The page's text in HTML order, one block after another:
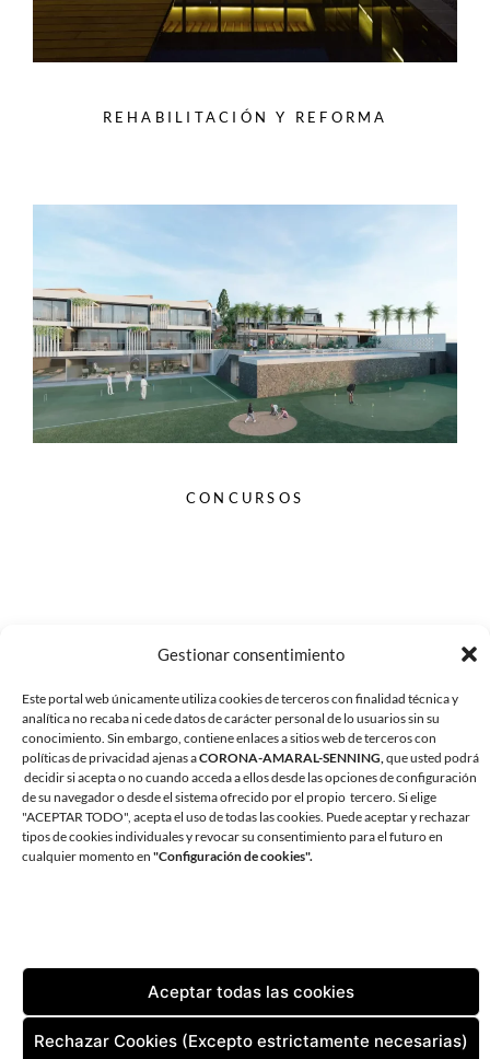
Gestionar consentimiento
Este portal web únicamente utiliza cookies de terceros con finalidad técnica y
analítica no recaba ni cede datos de carácter personal de lo usuarios sin su
conocimiento. Sin embargo, contiene enlaces a sitios web de terceros con
políticas de privacidad ajenas aCORONA-AMARAL-SENNING,que usted podrá
decidir si acepta o no cuando acceda a ellos desde las opciones de configuración
de su navegador o desde el sistema ofrecido por el propio tercero. Si elige
"ACEPTAR TODO", acepta el uso de todas las cookies. Puede aceptar y rechazar
tipos de cookies individuales y revocar su consentimiento para el futuro en
cualquier momento en "Configuración de cookies".
Aceptar todas las cookies
Rechazar Cookies (Excepto estrictamente necesarias)
REHABILITACIÓN Y REFORMA
CONCURSOS
CORONA AMARAL SENNING ARQUITECTURA
CONTACTO AVISO LEGAL
POLÍTICA DE PRIVACIDAD
POLÍTICA DE COOKIES (UE)